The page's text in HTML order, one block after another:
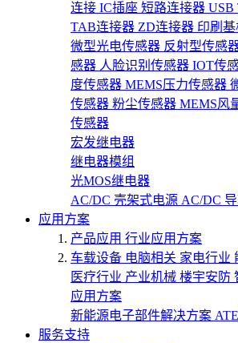
连接 IC插座 短路连接器 USB
TAB连接器 ZD连接器 印刷
微型光电传感器 反射型传感
感器 人脸识别传感器 IOT传
度传感器 MEMS压力传感器
传感器 粉尘传感器 MEMS风
传感器
宏发继电器
继电器模组
光MOS继电器
AC/DC 壳架式电源 AC/DC
应用方案
产品应用 行业应用方案
车载设备 电脑相关 家电行业
医疗行业 产业机械 楼宇安防
应用方案
新能源电子部件解决方案
服务支持